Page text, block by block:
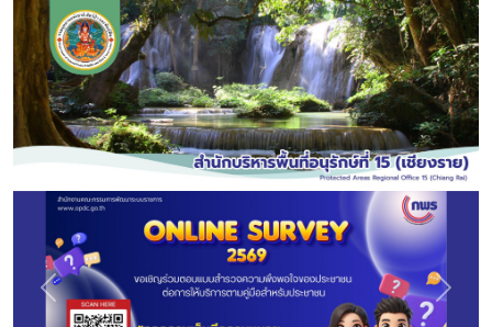
Previous Next